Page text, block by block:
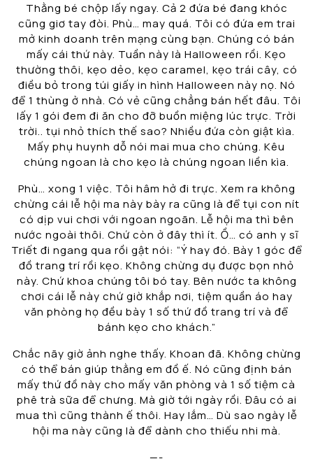
Thằng bé chộp lấy ngay. Cả 2 đứa bé đang khóc
cũng giơ tay đòi. Phù… may quá. Tôi có đứa em trai
mở kinh doanh trên mạng cùng bạn. Chúng có bán
mấy cái thứ này. Tuần này là Halloween rồi. Kẹo
thường thôi, kẹo dẻo, kẹo caramel, kẹo trái cây, có
điều bỏ trong túi giấy in hình Halloween này nọ. Nó
để 1 thùng ở nhà. Có vẻ cũng chẳng bán hết đâu. Tôi
lấy 1 gói đem đi ăn cho đỡ buồn miệng lúc trực. Trời
trời.. tụi nhỏ thích thế sao? Nhiều đứa còn giật kìa.
Mấy phụ huynh dỗ nói mai mua cho chúng. Kêu
chúng ngoan là cho kẹo là chúng ngoan liền kìa.
Phù… xong 1 việc. Tôi hâm hở đi trực. Xem ra không
chừng cái lễ hội ma này bày ra cũng là để tụi con nít
có dịp vui chơi với ngoan ngoãn. Lễ hội ma thì bên
nước ngoài thôi. Chứ còn ở đây thì ít. Ồ… có anh y sĩ
Triết đi ngang qua rồi gật nói: “Ý hay đó. Bày 1 góc để
đồ trang trí rồi kẹo. Không chừng dụ được bọn nhỏ
này. Chứ khoa chúng tôi bó tay. Bên nước ta không
chơi cái lễ này chứ giờ khắp nơi, tiệm quần áo hay
văn phòng họ đều bày 1 số thứ đồ trang trí và để
bánh kẹo cho khách.”
Chắc nãy giờ ảnh nghe thấy. Khoan đã. Không chừng
có thể bán giúp thằng em đồ ế. Nó cũng định bán
mấy thứ đồ này cho mấy văn phòng và 1 số tiệm cà
phê trà sữa để chưng. Mà giờ tới ngày rồi. Đâu có ai
mua thì cũng thành ế thôi. Hay lắm… Dù sao ngày lễ
hội ma này cũng là để dành cho thiếu nhi mà.
—-